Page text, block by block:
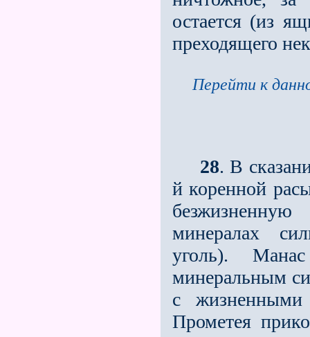
остается (из
преходящего
Перейти к
28. В
й коренной
минералах
уголь).
минеральным
с
Прометея